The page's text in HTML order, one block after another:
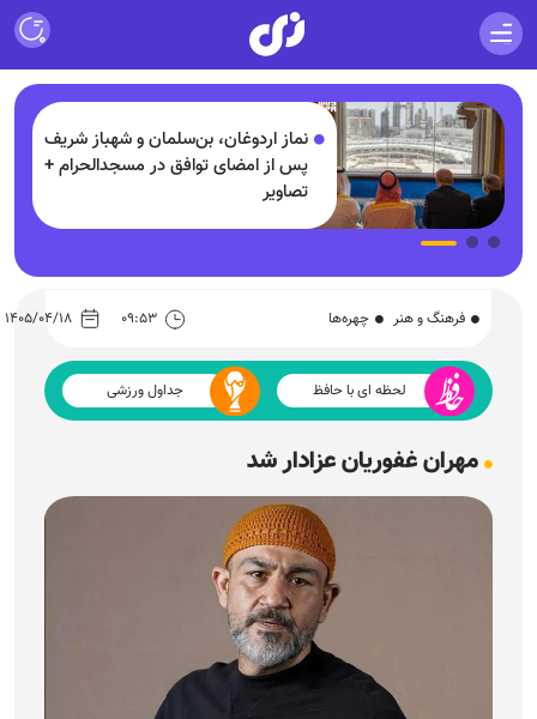
خورخه مسی پدر لیونل مسی که بود و
چرا درگذشت؟!
فرهنگ و هنر چهره‌ها ۰۹:۵۳ ۱۴۰۵/۰۴/۱۸
لحظه ای با حافظ جداول ورزشی
مهران غفوریان عزادار شد